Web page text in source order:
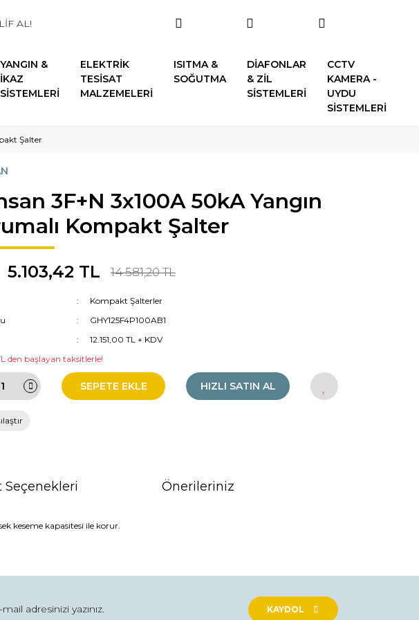
AL!
YANGIN &
İKAZ
SİSTEMLERİ
ELEKTRİK
TESİSAT
MALZEMELERİ
ISITMA &
SOĞUTMA
DİAFONLAR
& ZİL
SİSTEMLERİ
CCTV
KAMERA -
UYDU
SİSTEMLERİ
Şalter
3F+N 3x100A 50kA Yangın
Kompakt Şalter
5.103,42 TL 14.581,20 TL
Kompakt Şalterler
GHY125F4P100AB1
12.151,00 TL + KDV
den başlayan taksitlerle!
SEPETE EKLE HIZLI SATIN AL
Seçenekleri Önerileriniz
keseme kapasitesi ile korur.
KAYDOL